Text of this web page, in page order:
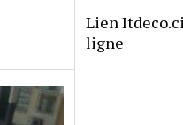
Lien
ligne